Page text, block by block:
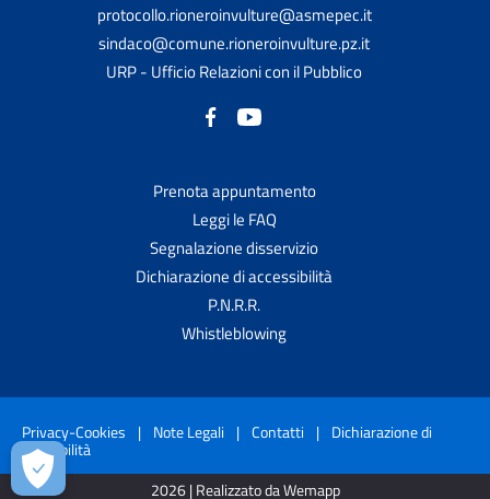
protocollo.rioneroinvulture@asmepec.it
sindaco@comune.rioneroinvulture.pz.it
URP - Ufficio Relazioni con il Pubblico
Prenota appuntamento
Leggi le FAQ
Segnalazione disservizio
Dichiarazione di accessibilità
P.N.R.R.
Whistleblowing
Privacy-Cookies | Note Legali | Contatti | Dichiarazione di
accessibilità
2026 | Realizzato da Wemapp